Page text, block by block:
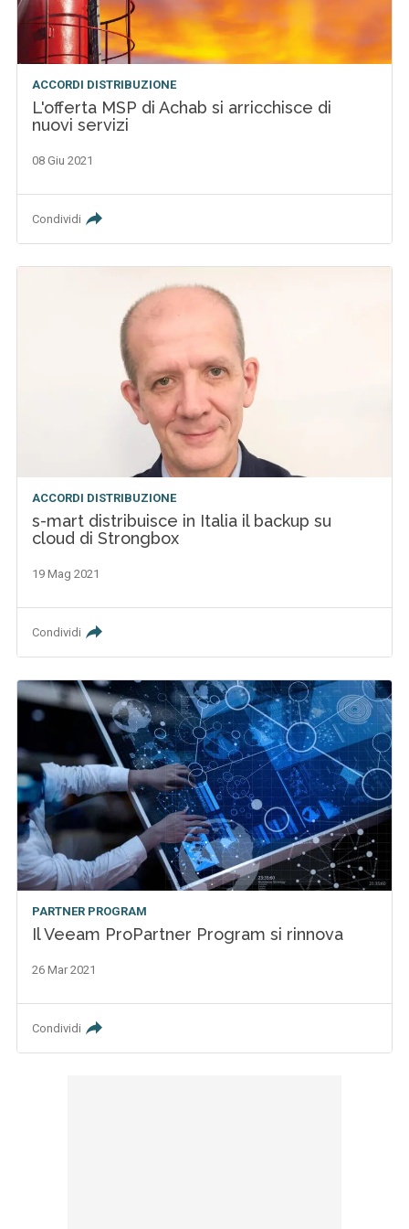
ACCORDI DISTRIBUZIONE
L'offerta MSP di Achab si arricchisce di
nuovi servizi
08 Giu 2021
Condividi
ACCORDI DISTRIBUZIONE
s-mart distribuisce in Italia il backup su
cloud di Strongbox
19 Mag 2021
Condividi
PARTNER PROGRAM
Il Veeam ProPartner Program si rinnova
26 Mar 2021
Condividi